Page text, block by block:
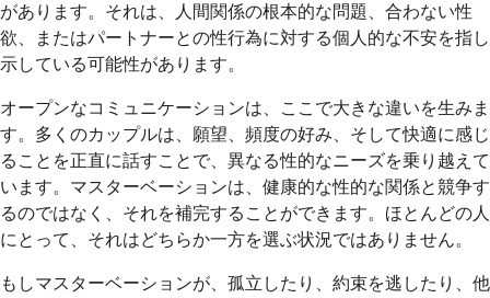
があります。それは、人間関係の根本的な問題、合わない性
欲、またはパートナーとの性行為に対する個人的な不安を指し
示している可能性があります。
オープンなコミュニケーションは、ここで大きな違いを生みま
す。多くのカップルは、願望、頻度の好み、そして快適に感じ
ることを正直に話すことで、異なる性的なニーズを乗り越えて
います。マスターベーションは、健康的な性的な関係と競争す
るのではなく、それを補完することができます。ほとんどの人
にとって、それはどちらか一方を選ぶ状況ではありません。
もしマスターベーションが、孤立したり、約束を逃したり、他